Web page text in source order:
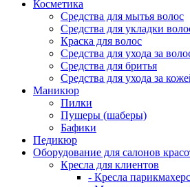
Косметика
Средства для мытья волос
Средства для укладки
Краска для волос
Средства для ухода за
Средства для бритья
Средства для ухода за
Маникюр
Пилки
Пушеры (шаберы)
Бафики
Педикюр
Оборудование для салонов
Кресла для клиентов
- Кресла